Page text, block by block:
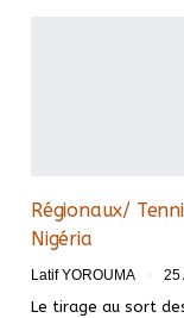
Régionaux/
Nigéria
Latif YOROUMA 25
Le tirage au sort